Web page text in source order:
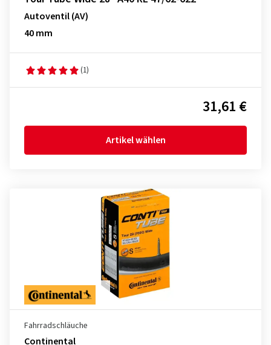
Autoventil (AV)
40 mm
(1)
31,61 €
Artikel wählen
Fahrradschläuche
Continental